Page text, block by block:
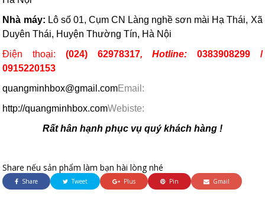
Nhà máy: Lô số 01, Cụm CN Làng nghề sơn mài Hạ Thái, Xã
Duyên Thái, Huyện Thường Tín, Hà Nội
Điện thoại: (024) 62978317, Hotline: 0383908299 /
0915220153
Email:
quangminhbox@gmail.com
Webiste:
http://quangminhbox.com
Rất hân hạnh phục vụ quý khách hàng !
Share nếu sản phẩm làm bạn hài lòng nhé
Share Tweet Plus Pin Gmail